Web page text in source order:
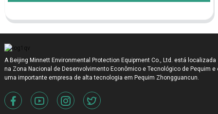
A Beijing Minnett Environmental Protection Equipment Co., Ltd. está localizada
na Zona Nacional de Desenvolvimento Econômico e Tecnológico de Pequim e
uma importante empresa de alta tecnologia em Pequim Zhongguancun.